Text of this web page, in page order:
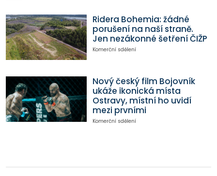
Ridera Bohemia: žádné
porušení na naší straně.
Jen nezákonné šetření ČIŽP
Komerční sdělení
Nový český film Bojovník
ukáže ikonická místa
Ostravy, místní ho uvidí
mezi prvními
Komerční sdělení